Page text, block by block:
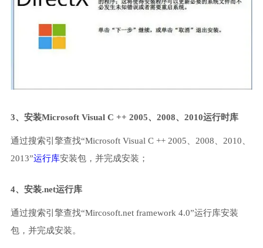
3、安装Microsoft Visual C ++ 2005、2008、2010运行时库
通过搜索引擎查找“Microsoft Visual C ++ 2005、2008、2010、
2013”运行库安装包，并完成安装；
4、安装.net运行库
通过搜索引擎查找“Mircosoft.net framework 4.0”运行库安装
包，并完成安装。